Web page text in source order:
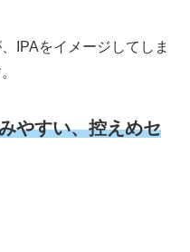
IPAをイメージしてしま
やすい、控えめセ